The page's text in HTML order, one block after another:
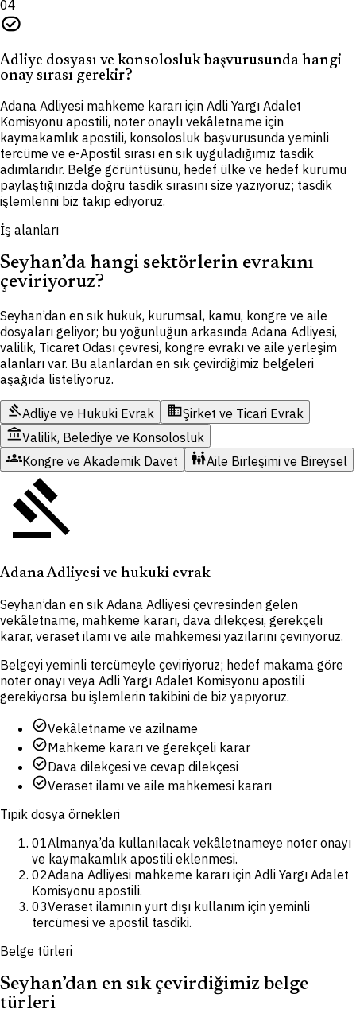
04
task_alt
Adliye dosyası ve konsolosluk başvurusunda hangi
onay sırası gerekir?
Adana Adliyesi mahkeme kararı için Adli Yargı Adalet
Komisyonu apostili, noter onaylı vekâletname için
kaymakamlık apostili, konsolosluk başvurusunda yeminli
tercüme ve e-Apostil sırası en sık uyguladığımız tasdik
adımlarıdır. Belge görüntüsünü, hedef ülke ve hedef kurumu
paylaştığınızda doğru tasdik sırasını size yazıyoruz; tasdik
işlemlerini biz takip ediyoruz.
İş alanları
Seyhan’da hangi sektörlerin evrakını
çeviriyoruz?
Seyhan’dan en sık hukuk, kurumsal, kamu, kongre ve aile
dosyaları geliyor; bu yoğunluğun arkasında Adana Adliyesi,
valilik, Ticaret Odası çevresi, kongre evrakı ve aile yerleşim
alanları var. Bu alanlardan en sık çevirdiğimiz belgeleri
aşağıda listeliyoruz.
gavelAdliye ve Hukuki Evrak domainŞirket ve Ticari Evrak
account_balanceValilik, Belediye ve Konsolosluk
groupsKongre ve Akademik Davet family_restroomAile Birleşimi ve Bireysel
gavel
Adana Adliyesi ve hukuki evrak
Seyhan’dan en sık Adana Adliyesi çevresinden gelen
vekâletname, mahkeme kararı, dava dilekçesi, gerekçeli
karar, veraset ilamı ve aile mahkemesi yazılarını çeviriyoruz.
Belgeyi yeminli tercümeyle çeviriyoruz; hedef makama göre
noter onayı veya Adli Yargı Adalet Komisyonu apostili
gerekiyorsa bu işlemlerin takibini de biz yapıyoruz.
check_circleVekâletname ve azilname
check_circleMahkeme kararı ve gerekçeli karar
check_circleDava dilekçesi ve cevap dilekçesi
check_circleVeraset ilamı ve aile mahkemesi kararı
Tipik dosya örnekleri
01Almanya’da kullanılacak vekâletnameye noter onayı
ve kaymakamlık apostili eklenmesi.
02Adana Adliyesi mahkeme kararı için Adli Yargı Adalet
Komisyonu apostili.
03Veraset ilamının yurt dışı kullanım için yeminli
tercümesi ve apostil tasdiki.
Belge türleri
Seyhan’dan en sık çevirdiğimiz belge
türleri